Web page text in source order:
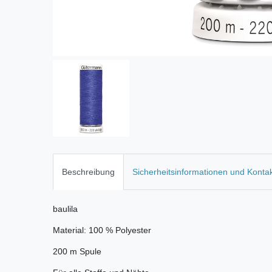
Beschreibung Sicherheitsinformationen und
baulila
Material: 100 % Polyester
200 m Spule